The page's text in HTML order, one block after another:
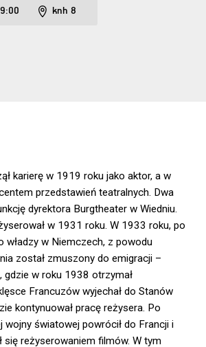
knh 8
karierę w 1919 roku jako aktor, a w
przedstawień teatralnych. Dwa
dyrektora Burgtheater w Wiedniu.
w 1931 roku. W 1933 roku, po
władzy w Niemczech, z powodu
został zmuszony do emigracji –
gdzie w roku 1938 otrzymał
Francuzów wyjechał do Stanów
kontynuował pracę reżysera. Po
wojny światowej powrócił do Francji i
się reżyserowaniem filmów. W tym